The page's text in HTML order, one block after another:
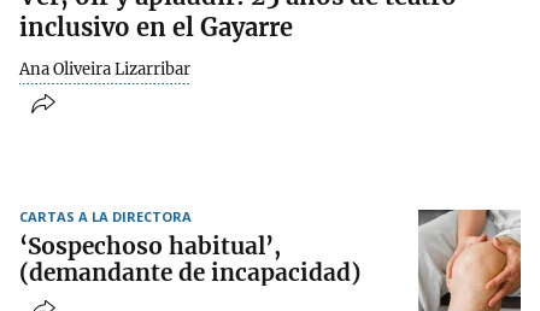
inclusivo en el Gayarre
Ana Oliveira Lizarribar
CARTAS A LA DIRECTORA
‘Sospechoso habitual’,
(demandante de incapacidad)